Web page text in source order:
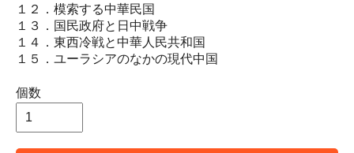
１２．模索する中華民国
１３．国民政府と日中戦争
１４．東西冷戦と中華人民共和国
１５．ユーラシアのなかの現代中国
個数